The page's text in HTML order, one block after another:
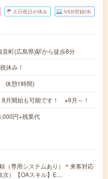
土日祝日が休み WEB登録OK
町(広島県)駅から徒歩8分
休み！
休憩1時間)
月開始も可能です！ ※9月～！
円+残業代
（専用システムあり）＊来客対応
次）【OAスキル】E…